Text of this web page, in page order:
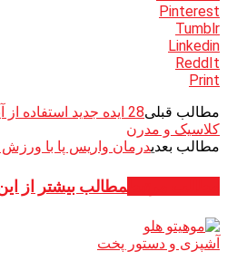
Pinterest
Tumblr
Linkedin
ReddIt
Print
مطالب قبلی
28 ایده جدید استفاده
کلاسیک و مدرن
مطالب بعدیدرمان واریس پا با ورزش
مطالب بیشتر از
آشپزی و دستور پخت